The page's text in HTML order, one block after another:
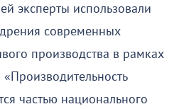
эксперты использовали
современных
производства в рамках
частью национального